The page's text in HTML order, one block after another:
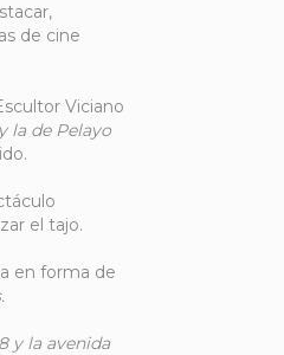
de cine
Viciano
la de Pelayo
el tajo.
en forma de
y la avenida